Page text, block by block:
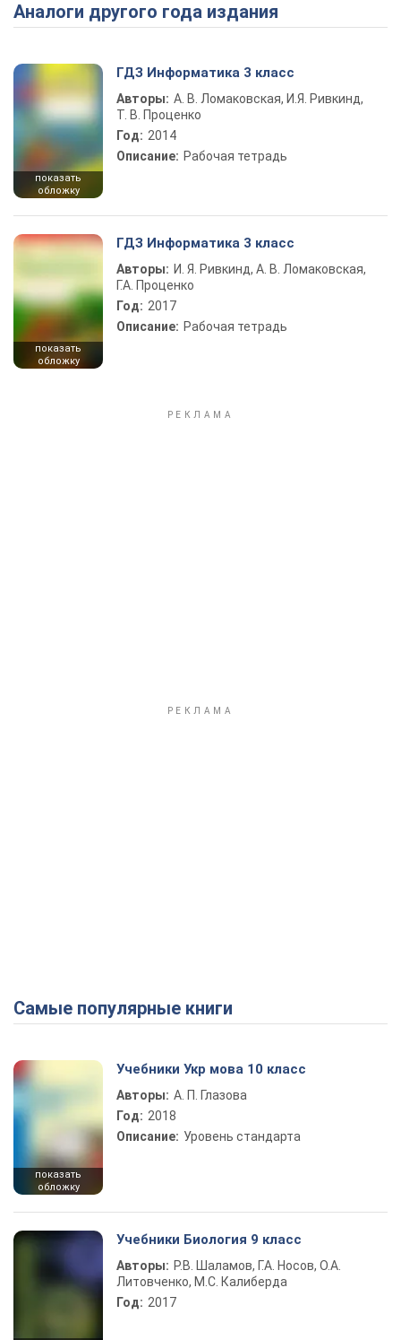
Play Video
Аналоги другого года издания
показать
обложку
ГДЗ Информатика 3 класс
Авторы: А. В. Ломаковская, И.Я. Ривкинд,
Т. В. Проценко
Год: 2014
Описание: Рабочая тетрадь
показать
обложку
ГДЗ Информатика 3 класс
Авторы: И. Я. Ривкинд, А. В. Ломаковская,
Г.А. Проценко
Год: 2017
Описание: Рабочая тетрадь
Самые популярные книги
показать
обложку
Учебники Укр мова 10 класс
Авторы: А. П. Глазова
Год: 2018
Описание: Уровень стандарта
Учебники Биология 9 класс
Авторы: Р.В. Шаламов, Г.А. Носов, О.А.
Литовченко, М.С. Калиберда
Год: 2017